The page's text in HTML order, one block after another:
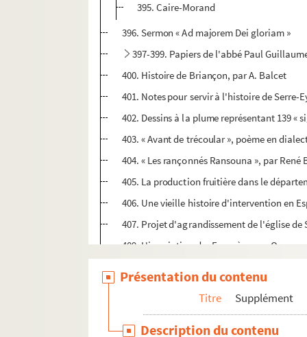
395. Caire-Morand
396. Sermon « Ad majorem Dei gloriam »
397-399. Papiers de l'abbé Paul
400. Histoire de Briançon, par A. Balcet
401. Notes pour servir à l'histoire de Serre-
402. Dessins à la plume représentant 139
403. « Avant de trécoular », poème en
404. « Les rançonnés Ransouna », par René
405. La production fruitière dans le
406. Une vieille histoire d'intervention en
407. Projet d'agrandissement de l'église de
409. L'inscription des Escoyères-en-Queyras
413. Description du Valgaudemar
Présentation du contenu
Titre Supplément
Description du contenu